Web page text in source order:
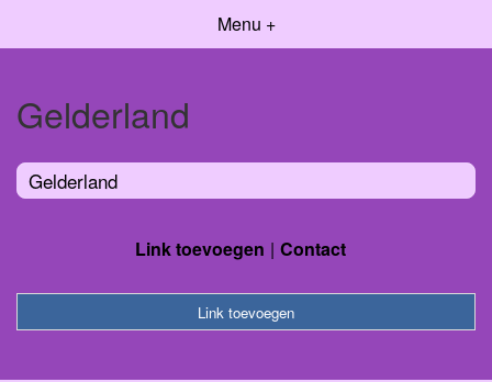
Menu +
Gelderland
Gelderland
Link toevoegen Contact
Link toevoegen